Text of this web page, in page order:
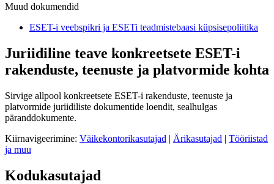
Muud dokumendid
ESET-i veebspikri ja ESETi teadmistebaasi küpsisepoliitika
Juriidiline teave konkreetsete ESET-i
rakenduste, teenuste ja platvormide kohta
Sirvige allpool konkreetsete ESET-i rakenduste, teenuste ja
platvormide juriidiliste dokumentide loendit, sealhulgas
päranddokumente.
Kiirnavigeerimine: Väikekontorikasutajad | Ärikasutajad | Tööriistad
ja muu
Kodukasutajad